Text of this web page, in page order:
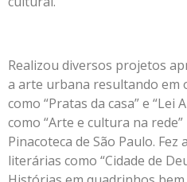
Realizou diversos projetos
a arte urbana resultando em
como “Pratas da casa” e “Lei
como “Arte e cultura na
Pinacoteca de São Paulo.
literárias como “Cidade de